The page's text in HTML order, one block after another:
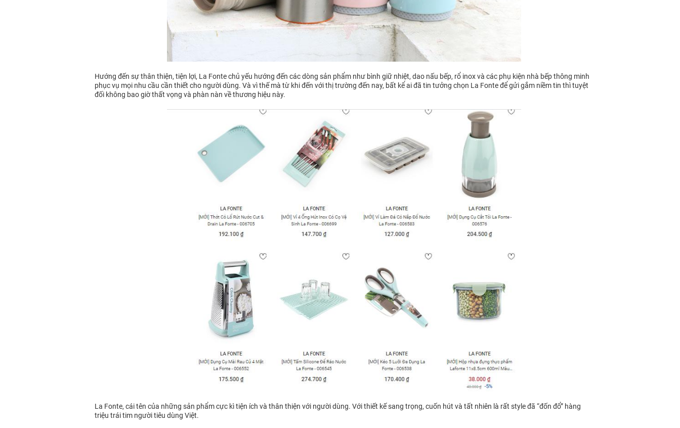
Hướng đến sự thân thiện, tiện lợi, La Fonte chủ yếu hướng đến các dòng sản phẩm như bình giữ nhiệt, dao nấu bếp, rổ inox và các phụ kiện nhà bếp thông minh
phục vụ mọi nhu cầu cần thiết cho người dùng. Và vì thế mà từ khi đến với thị trường đến nay, bất kể ai đã tin tưởng chọn La Fonte để gửi gắm niềm tin thì tuyệt
đối không bao giờ thất vọng và phàn nàn về thương hiệu này.
La Fonte, cái tên của những sản phẩm cực kì tiện ích và thân thiện với người dùng. Với thiết kế sang trọng, cuốn hút và tất nhiên là rất style đã “đốn đổ” hàng
triệu trái tim người tiêu dùng Việt.